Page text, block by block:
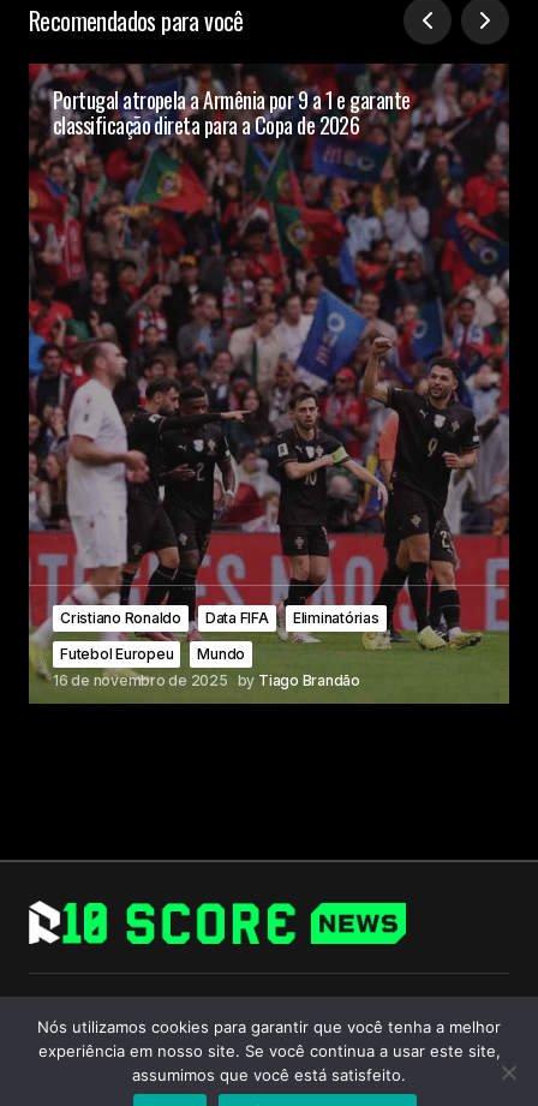
Recomendados para você
Portugal atropela a Armênia por 9 a 1 e garante
classificação direta para a Copa de 2026
Cristiano Ronaldo Data FIFA
Eliminatórias
Futebol Europeu
Mundo
16 de novembro de 2025 by Tiago Brandão
Follow Us
Nós utilizamos cookies para garantir que você tenha a melhor
experiência em nosso site. Se você continua a usar este site,
assumimos que você está satisfeito.